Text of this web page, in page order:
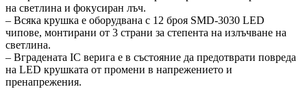
на светлина и фокусиран лъч.
– Всяка крушка е оборудвана с 12 броя SMD-3030 LED
чипове, монтирани от 3 страни за степента на излъчване на
светлина.
– Вградената IC верига е в състояние да предотврати повреда
на LED крушката от промени в напрежението и
пренапрежения.